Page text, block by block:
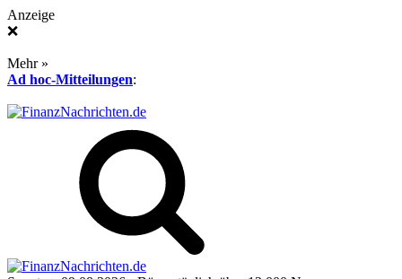
Anzeige
❌
Mehr »
Ad hoc-Mitteilungen: